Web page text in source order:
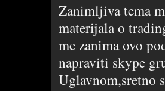
Zanimljiva tema
materijala o
me zanima ovo
napraviti skype
Uglavnom,sretno